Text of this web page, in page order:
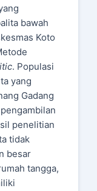
bawah
Koto
. Populasi
yang
Gadang
penelitian
tidak
besar
tangga,